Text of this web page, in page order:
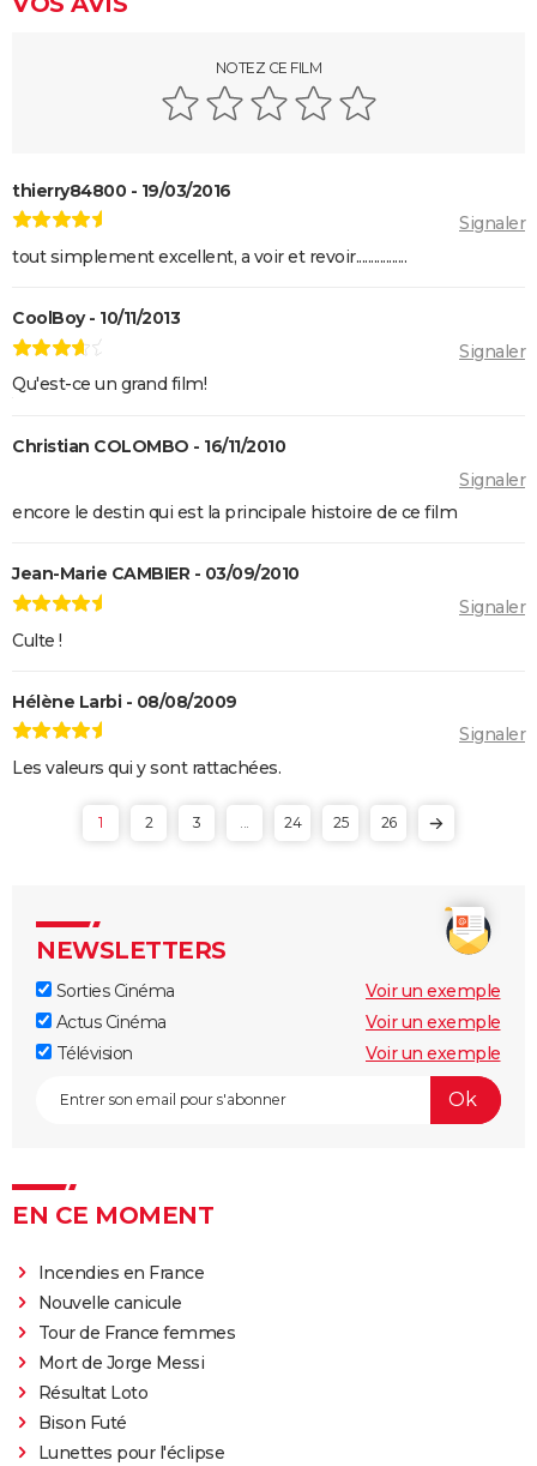
On sourit pour la photo
La Grande Vadrouille : Louis de Funès s'est entraîné
Le diable s'habille en Prada 2 : le film aura-t-il droit à
une suite ?
Barbie : même Ryan Gosling était "déçu", les
Astérix et Obélix et L'Empire du Milieu : casting,
streaming, critiques, avis... Tout savoir
Kaamelott, premier volet : quand sort la suite du film
bourde lors du tournage, l'avez-vous remarquée à
l'écran ?
Qu'est-ce qu'on a fait au Bon Dieu 3 : une suite est-
elle prévue ?
pour Jean-Paul Rouve
En même temps
Les Aventures de Rabbi Jacob
OSS 117 3 : que disent les critiques sur le film ?
The French Dispatch : faut-il voir le dernier Wes
Anderson ? Critiques
Gaston Lagaffe : intrigue, avis, streaming... Tout sur
l'adaptation de la BD culte
NOTEZ CE FILM
thierry84800 - 19/03/2016
Signaler
tout simplement excellent, a voir et revoir.................
CoolBoy - 10/11/2013
Signaler
Qu'est-ce un grand film!
Christian COLOMBO - 16/11/2010
Signaler
encore le destin qui est la principale histoire de ce film
Jean-Marie CAMBIER - 03/09/2010
Signaler
Culte !
Hélène Larbi - 08/08/2009
Signaler
Les valeurs qui y sont rattachées.
1 2 3 24 25 26
NEWSLETTERS
Sorties Cinéma
Voir un exemple
Actus Cinéma
Voir un exemple
Télévision
Voir un exemple
EN CE MOMENT
Incendies en France
Nouvelle canicule
Tour de France femmes
Mort de Jorge Messi
Résultat Loto
Bison Futé
Lunettes pour l'éclipse